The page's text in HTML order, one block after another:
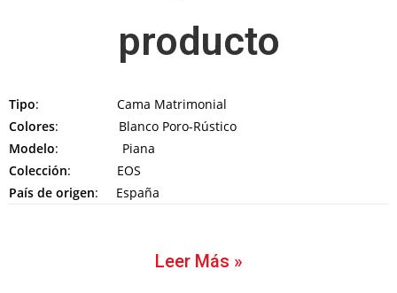
producto
Tipo: Cama Matrimonial
Colores: Blanco Poro-Rústico
Modelo: Piana
Colección: EOS
País de origen: España
Leer Más »